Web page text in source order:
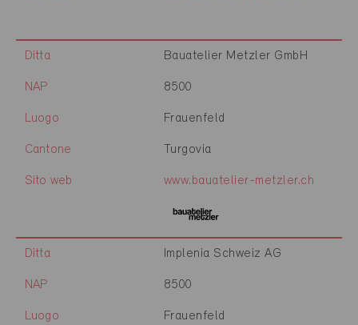
Ditta Bauatelier Metzler GmbH
NAP 8500
Luogo Frauenfeld
Cantone Turgovia
Sito web www.bauatelier-metzler.ch
Ditta Implenia Schweiz AG
NAP 8500
Luogo Frauenfeld